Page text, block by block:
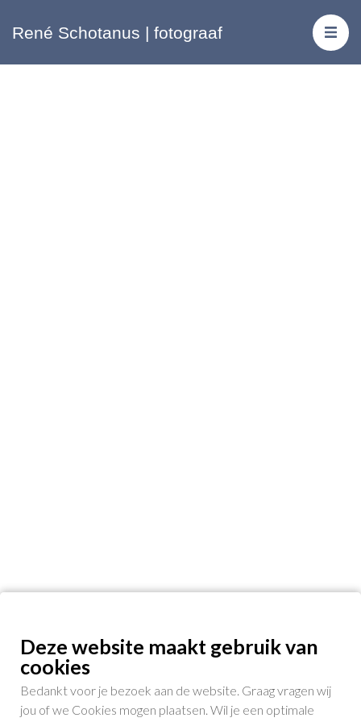
René Schotanus | fotograaf
Deze website maakt gebruik van
cookies
Bedankt voor je bezoek aan de website. Graag vragen wij
jou of we Cookies mogen plaatsen. Wil je een optimale